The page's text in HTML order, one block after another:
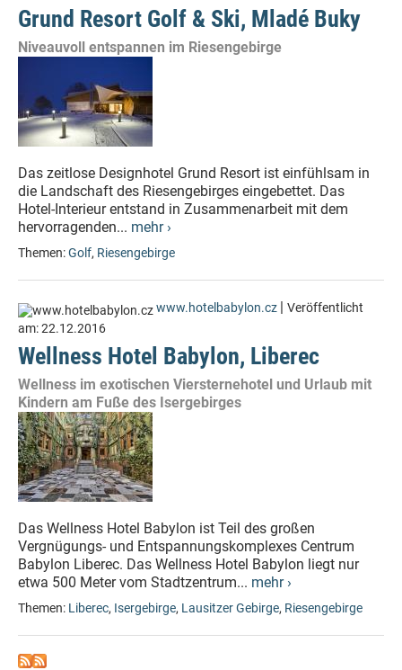
Grund Resort Golf & Ski, Mladé Buky
Niveauvoll entspannen im Riesengebirge
Das zeitlose Designhotel Grund Resort ist einfühlsam in
die Landschaft des Riesengebirges eingebettet. Das
Hotel-Interieur entstand in Zusammenarbeit mit dem
hervorragenden... mehr ›
Themen:Golf, Riesengebirge
www.hotelbabylon.cz | Veröffentlicht
am:22.12.2016
Wellness Hotel Babylon, Liberec
Wellness im exotischen Viersternehotel und Urlaub mit
Kindern am Fuße des Isergebirges
Das Wellness Hotel Babylon ist Teil des großen
Vergnügungs- und Entspannungskomplexes Centrum
Babylon Liberec. Das Wellness Hotel Babylon liegt nur
etwa 500 Meter vom Stadtzentrum... mehr ›
Themen: Liberec, Isergebirge, Lausitzer Gebirge, Riesengebirge